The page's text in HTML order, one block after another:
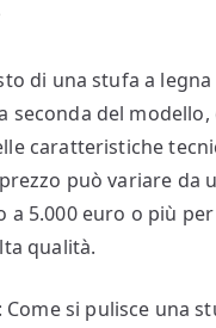
di una stufa a
seconda del modello,
caratteristiche
può variare da
a 5.000 euro o più
qualità.
si pulisce una